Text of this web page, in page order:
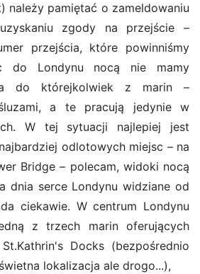
należy pamiętać o zameldowaniu
zgody na przejście –
przejścia, które powinniśmy
do Londynu nocą nie mamy
do którejkolwiek z marin –
a te pracują jedynie w
W tej sytuacji najlepiej jest
odlotowych miejsc – na
Bridge – polecam, widoki nocą
dnia serce Londynu widziane od
ciekawie. W centrum Londynu
z trzech marin oferujących
Docks (bezpośrednio
lokalizacja ale drogo...),